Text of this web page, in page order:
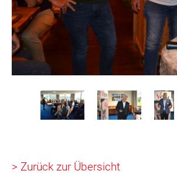
> Zurück zur Übersicht